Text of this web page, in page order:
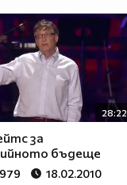
28:22
за
бъдеще
18.02.2010